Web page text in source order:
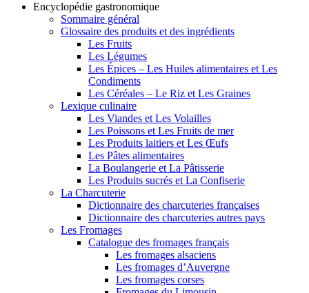
Encyclopédie gastronomique
Sommaire général
Glossaire des produits et des ingrédients
Les Fruits
Les Légumes
Les Épices – Les Huiles alimentaires et Les
Condiments
Les Céréales – Le Riz et Les Graines
Lexique culinaire
Les Viandes et Les Volailles
Les Poissons et Les Fruits de mer
Les Produits laitiers et Les Œufs
Les Pâtes alimentaires
La Boulangerie et La Pâtisserie
Les Produits sucrés et La Confiserie
La Charcuterie
Dictionnaire des charcuteries françaises
Dictionnaire des charcuteries autres pays
Les Fromages
Catalogue des fromages français
Les fromages alsaciens
Les fromages d’Auvergne
Les fromages corses